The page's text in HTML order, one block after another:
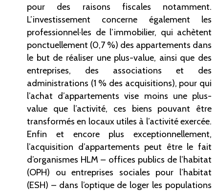
pour des raisons fiscales notamment.
L’investissement concerne également les
professionnel·les de l’immobilier, qui achètent
ponctuellement (0,7 %) des appartements dans
le but de réaliser une plus-value, ainsi que des
entreprises, des associations et des
administrations (1 % des acquisitions), pour qui
l’achat d’appartements vise moins une plus-
value que l’activité, ces biens pouvant être
transformés en locaux utiles à l’activité exercée.
Enfin et encore plus exceptionnellement,
l’acquisition d’appartements peut être le fait
d’organismes HLM – offices publics de l’habitat
(OPH) ou entreprises sociales pour l’habitat
(ESH) – dans l’optique de loger les populations